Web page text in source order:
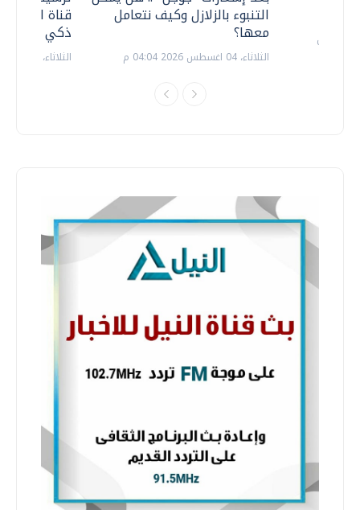
قناة
ذكي
الثلاثاء، 14 يوليو 2026 06:11 م
التنبوء بالزلازل وكيف نتعامل
معها؟
الثلاثاء، 04 اغسطس 2026 04:04 م